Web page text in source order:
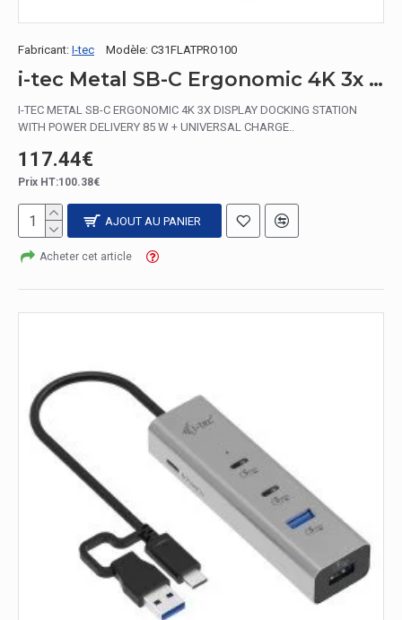
Fabricant: I-tec Modèle: C31FLATPRO100
i-tec Metal SB-C Ergonomic 4K 3x Display Docking Station with Power Delivery 85 W + Universal Charger 100 W
I-TEC METAL SB-C ERGONOMIC 4K 3X DISPLAY DOCKING STATION
WITH POWER DELIVERY 85 W + UNIVERSAL CHARGE..
117.44€
Prix HT:100.38€
AJOUT AU PANIER
Acheter cet article